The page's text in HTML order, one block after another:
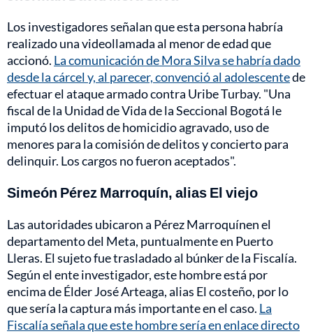
Los investigadores señalan que esta persona habría
realizado una videollamada al menor de edad que
accionó. La comunicación de Mora Silva se habría dado
desde la cárcel y, al parecer, convenció al adolescentede
efectuar el ataque armado contra Uribe Turbay. "Una
fiscal de la Unidad de Vida de la Seccional Bogotá le
imputó los delitos de homicidio agravado, uso de
menores para la comisión de delitos y concierto para
delinquir. Los cargos no fueron aceptados".
Simeón Pérez Marroquín, alias El viejo
Las autoridades ubicaron a Pérez Marroquínen el
departamento del Meta, puntualmente en Puerto
Lleras. El sujeto fue trasladado al búnker de la Fiscalía.
Según el ente investigador, este hombre está por
encima de Élder José Arteaga, alias El costeño, por lo
que sería la captura más importante en el caso. La
Fiscalía señala que este hombre sería en enlace directo